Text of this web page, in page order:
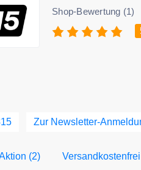
Shop-Bewertung (1)
Zur Newsletter-
(2)